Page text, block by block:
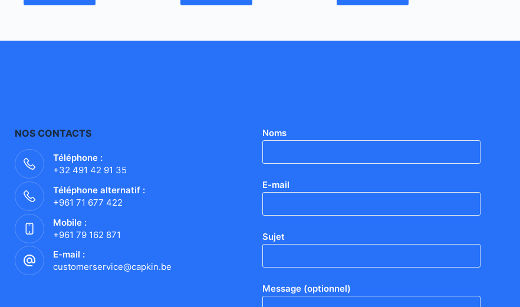
NOS CONTACTS
Téléphone :
+32 491 42 91 35
Téléphone alternatif :
+961 71 677 422
Mobile :
+961 79 162 871
E-mail :
customerservice@capkin.be
Noms
E-mail
Sujet
Message (optionnel)